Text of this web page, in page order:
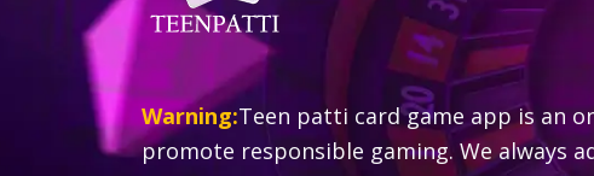
Warning:Teen patti card game app is an
promote responsible gaming. We always